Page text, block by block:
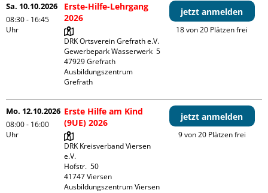
Sa. 10.10.2026
08:30 - 16:45
Uhr
Erste-Hilfe-Lehrgang
2026
DRK Ortsverein Grefrath e.V.
Gewerbepark Wasserwerk  5
47929 Grefrath
Ausbildungszentrum
Grefrath
jetzt anmelden
18 von 20 Plätzen frei
Mo. 12.10.2026
08:00 - 16:00
Uhr
Erste Hilfe am Kind
(9UE) 2026
DRK Kreisverband Viersen
e.V.
Hofstr.  50
41747 Viersen
Ausbildungszentrum Viersen
jetzt anmelden
9 von 20 Plätzen frei